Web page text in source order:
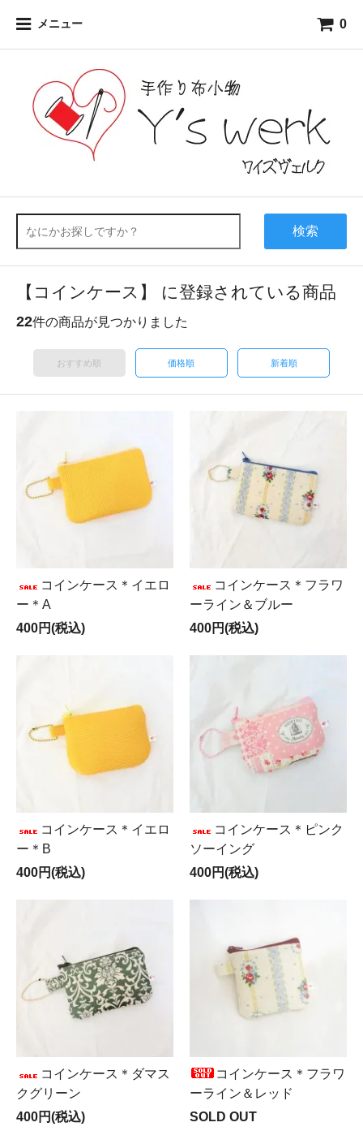
メニュー 0
検索
【コインケース】 に登録されている商品
22件の商品が見つかりました
おすすめ順 価格順 新着順
コインケース＊イエロ
ー＊A
400円(税込)
コインケース＊フラワ
ーライン＆ブルー
400円(税込)
コインケース＊イエロ
ー＊B
400円(税込)
コインケース＊ピンク
ソーイング
400円(税込)
コインケース＊ダマス
クグリーン
400円(税込)
コインケース＊フラワ
ーライン＆レッド
SOLD OUT